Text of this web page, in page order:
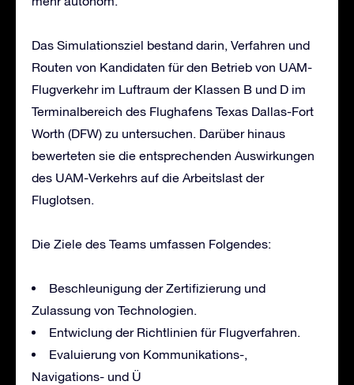
Das Simulationsziel bestand darin, Verfahren und
Routen von Kandidaten für den Betrieb von UAM-
Flugverkehr im Luftraum der Klassen B und D im
Terminalbereich des Flughafens Texas Dallas-Fort
Worth (DFW) zu untersuchen. Darüber hinaus
bewerteten sie die entsprechenden Auswirkungen
des UAM-Verkehrs auf die Arbeitslast der
Fluglotsen.
Die Ziele des Teams umfassen Folgendes:
Beschleunigung der Zertifizierung und
Zulassung von Technologien.
Entwiclung der Richtlinien für Flugverfahren.
Evaluierung von Kommunikations-,
Navigations- und Ü